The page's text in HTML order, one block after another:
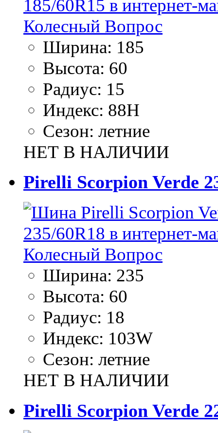
Ширина: 185
Высота: 60
Радиус: 15
Индекс: 88H
Сезон: летние
НЕТ В НАЛИЧИИ
Pirelli Scorpion Verde
Ширина: 235
Высота: 60
Радиус: 18
Индекс: 103W
Сезон: летние
НЕТ В НАЛИЧИИ
Pirelli Scorpion Verde